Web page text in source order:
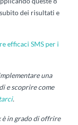
dei risultati e
efficaci SMS per i
una
e scoprire come
.
è in grado di offrire